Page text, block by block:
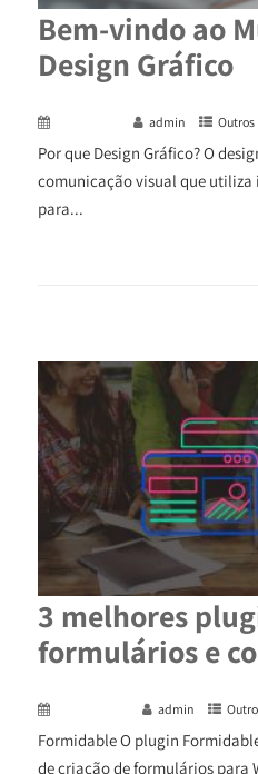
Bem-vindo ao
Design Gráfico
admin Outros
Por que Design Gráfico? O
comunicação visual que utiliza
para...
3 melhores
formulários e
admin
Formidable O plugin
de criação de formulários para